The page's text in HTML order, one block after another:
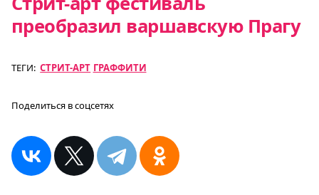
преобразил варшавскую Прагу
ТЕГИ: СТРИТ-АРТ ГРАФФИТИ
Поделиться в соцсетях